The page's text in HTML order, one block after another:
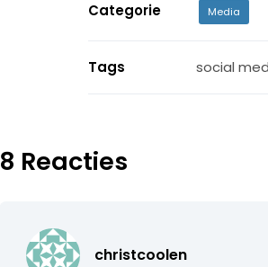
Categorie Media
Tags social
8 Reacties
christcoolen